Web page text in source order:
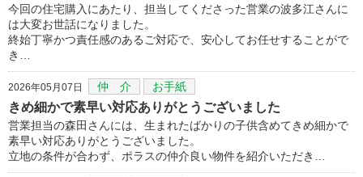
今回の住宅購入にあたり、担当してくださった営業の波多江さんに
は大変お世話になりました。
終始丁寧かつ責任感のあるご対応で、安心してお任せすることがで
き…
2026年05月07日 仲 介 お手紙
きめ細かで素早い対応ありがとうございました
営業担当の森田さんには、生まれたばかりの子供含めてきめ細かで
素早い対応ありがとうございました。
立地の条件が合わず、ポラスの仲介良い物件を紹介いただき…